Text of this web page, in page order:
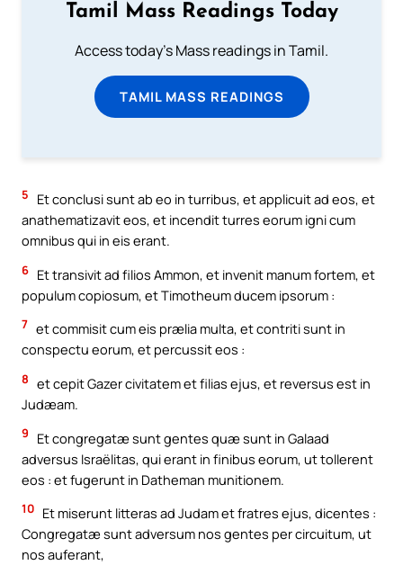
Tamil Mass Readings Today
Access today's Mass readings in Tamil.
TAMIL MASS READINGS
5
Et conclusi sunt ab eo in turribus, et applicuit ad eos, et
anathematizavit eos, et incendit turres eorum igni cum
omnibus qui in eis erant.
6 Et transivit ad filios Ammon, et invenit manum fortem, et
populum copiosum, et Timotheum ducem ipsorum :
7 et commisit cum eis prælia multa, et contriti sunt in
conspectu eorum, et percussit eos :
8 et cepit Gazer civitatem et filias ejus, et reversus est in
Judæam.
9
Et congregatæ sunt gentes quæ sunt in Galaad
adversus Israëlitas, qui erant in finibus eorum, ut tollerent
eos : et fugerunt in Datheman munitionem.
10 Et miserunt litteras ad Judam et fratres ejus, dicentes :
Congregatæ sunt adversum nos gentes per circuitum, ut
nos auferant,